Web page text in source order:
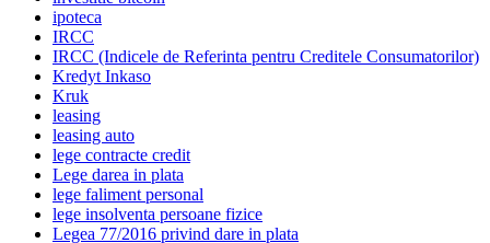
ipoteca
IRCC
IRCC (Indicele de Referinta pentru Creditele Consumatorilor)
Kredyt Inkaso
Kruk
leasing
leasing auto
lege contracte credit
Lege darea in plata
lege faliment personal
lege insolventa persoane fizice
Legea 77/2016 privind dare in plata